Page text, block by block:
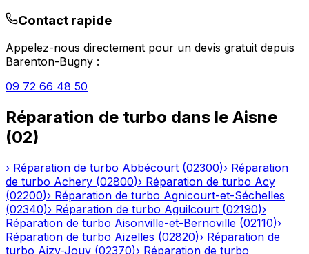
Contact rapide
Appelez-nous directement pour un devis gratuit depuis
Barenton-Bugny :
09 72 66 48 50
Réparation de turbo dans le Aisne
(02)
› Réparation de turbo Abbécourt (02300)› Réparation
de turbo Achery (02800)› Réparation de turbo Acy
(02200)› Réparation de turbo Agnicourt-et-Séchelles
(02340)› Réparation de turbo Aguilcourt (02190)›
Réparation de turbo Aisonville-et-Bernoville (02110)›
Réparation de turbo Aizelles (02820)› Réparation de
turbo Aizy-Jouy (02370)› Réparation de turbo